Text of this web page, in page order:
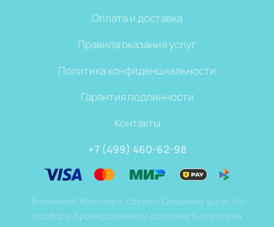
Оплата и доставка
Правила оказания услуг
Политика конфиденциальности
Гарантия подлинности
Контакты
+7 (499) 460-62-98
Внимание! Консьерж-сервис. Оказание услуг по
подбору, бронированию и доставке билетов на